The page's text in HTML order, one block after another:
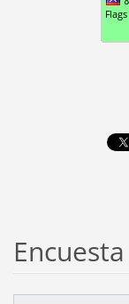
Encuesta